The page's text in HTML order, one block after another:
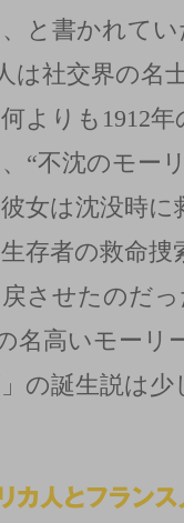
と書かれてい
は社交界の名
よりも1912
“不沈のモー
女は沈没時
存者の救命
させたのだ
名高いモーリ
の誕生説は